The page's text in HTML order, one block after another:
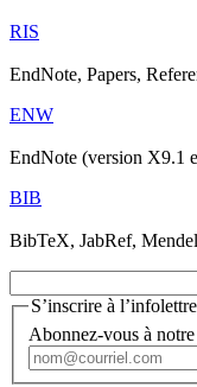
RIS
EndNote, Papers,
ENW
EndNote (version X9.1
BIB
BibTeX, JabRef,
S’inscrire à
Abonnez-vous à